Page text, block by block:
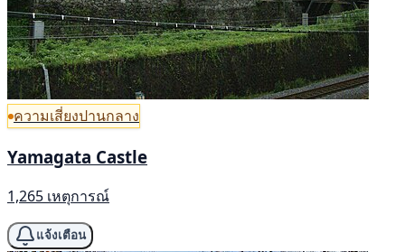
ความเสี่ยงปานกลาง
Yamagata Castle
1,265 เหตุการณ์
แจ้งเตือน